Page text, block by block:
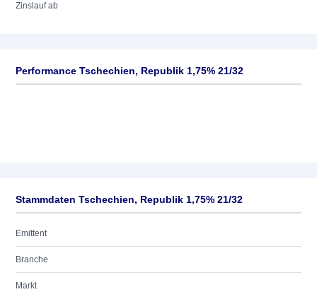
Zinslauf ab
Performance Tschechien, Republik 1,75% 21/32
Stammdaten Tschechien, Republik 1,75% 21/32
Emittent
Branche
Markt